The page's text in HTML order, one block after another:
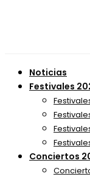
Noticias
Festivales
Conciertos